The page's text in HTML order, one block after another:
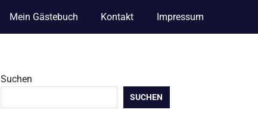
Mein Gästebuch Kontakt Impressum
Suchen
SUCHEN